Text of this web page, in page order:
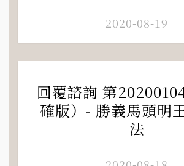
2020-08-19
回覆諮詢 第
確版）- 勝義馬頭明
法